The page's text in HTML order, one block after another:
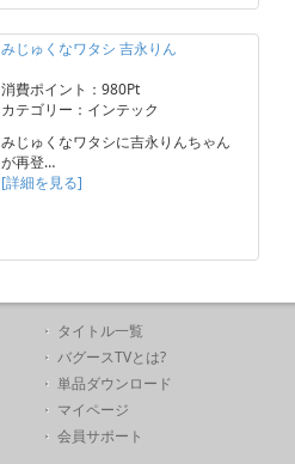
みじゅくなワタシ 吉永りん
消費ポイント：980Pt
カテゴリー：インテック
みじゅくなワタシに吉永りんちゃん
が再登…
[詳細を見る]
タイトル一覧
バグースTVとは?
単品ダウンロード
マイページ
会員サポート